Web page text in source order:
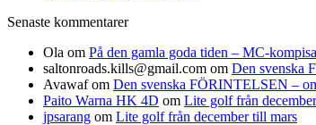
Senaste kommentarer
Ola om På den gamla goda tiden – MC-
saltonroads.kills@gmail.com om Den svenska
Avawafom Den svenska FÖRINTELSEN –
Paito Warna HK 4D om Lite golf från
jpsarang om Lite golf från december till mars